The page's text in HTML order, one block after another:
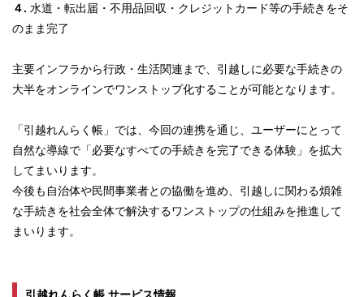
４. 水道・転出届・不用品回収・クレジットカード等の手続きをそ
のまま完了
主要インフラから行政・生活関連まで、引越しに必要な手続きの
大半をオンラインでワンストップ化することが可能となります。
「引越れんらく帳」では、今回の連携を通じ、ユーザーにとって
自然な導線で「必要なすべての手続きを完了できる体験」を拡大
してまいります。
今後も自治体や民間事業者との協働を進め、引越しに関わる煩雑
な手続きを社会全体で解決するワンストップの仕組みを推進して
まいります。
引越れんらく帳 サービス情報